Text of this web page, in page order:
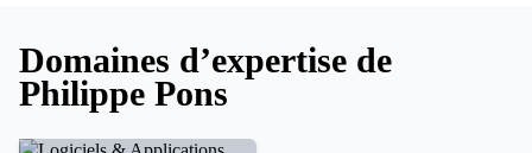
Domaines d’expertise de
Philippe Pons